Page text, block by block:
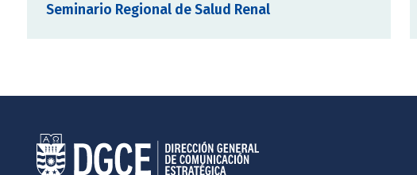
Seminario Regional de Salud Renal